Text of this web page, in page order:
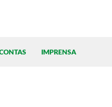
IMPRENSA